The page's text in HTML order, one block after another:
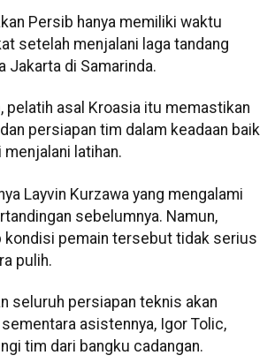
Persib hanya memiliki waktu
setelah menjalani laga tandang
Jakarta di Samarinda.
pelatih asal Kroasia itu memastikan
persiapan tim dalam keadaan baik
latihan.
Layvin Kurzawa yang mengalami
sebelumnya. Namun,
kondisi pemain tersebut tidak serius
pulih.
seluruh persiapan teknis akan
asistennya, Igor Tolic,
tim dari bangku cadangan.